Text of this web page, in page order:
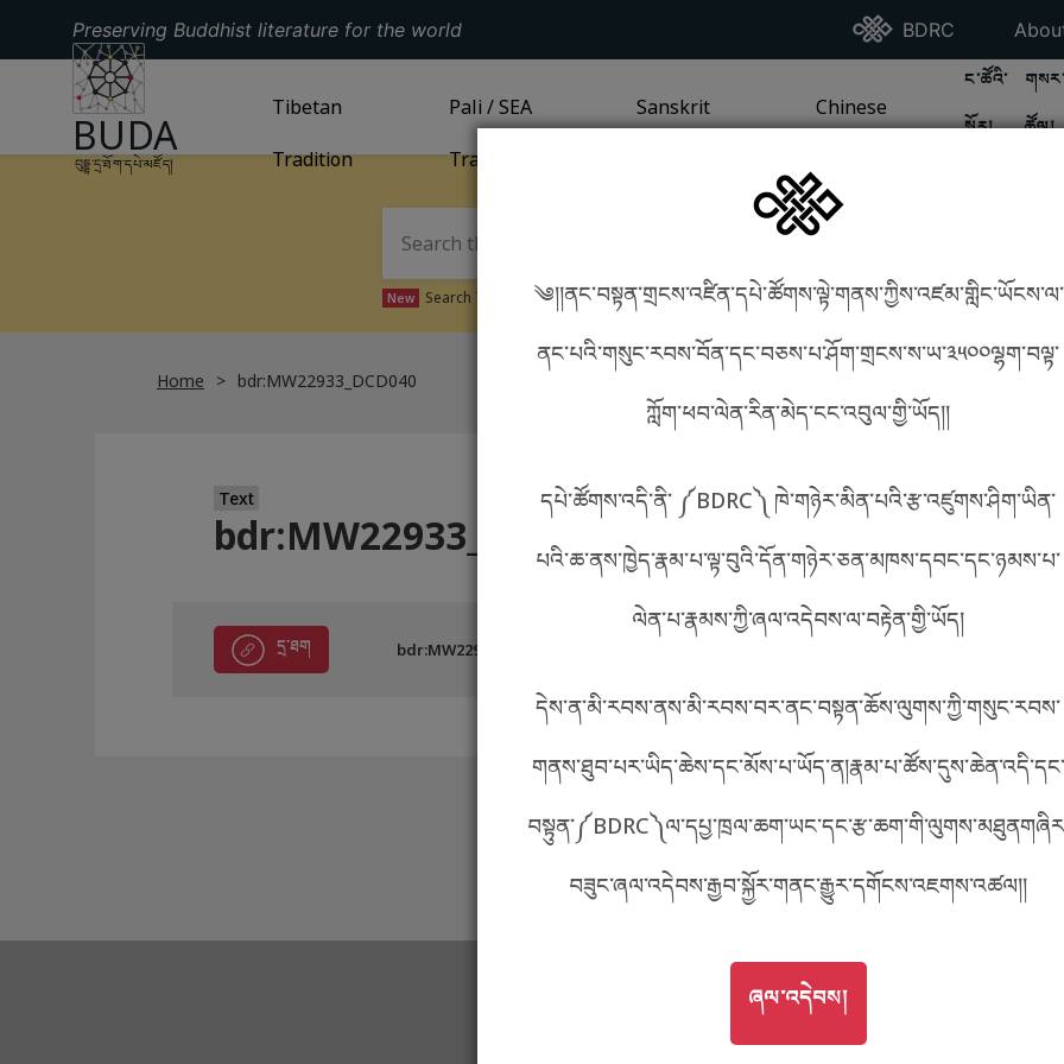
བོད་ཡིག
English
ភាសាខ្មែរ
Preserving Buddhist literature for the world Go To BDRC
BDRC Go
GO TO HOMEPAGE
BUDA
བུདྡྷ་དྲ་ཐོག་དཔེ་མཛོད།
GO TOTIBETAN TRADITIONPAGE
Tibetan
Tradition
GO TOPALI / SEA TRADITIONPAGE
Pali / SEA
Tradition
GO TOSANSKRIT TRADITION
Sanskrit
GO TOCHINESE TRADITION
Chinese
GO TO
ང་ཚོའི་
སྐོར།
GO
ཚོལ།
༄།།ནང་བསྟན་གྲངས་འཛིན་དཔེ་ཚོགས་ལྟེ་གནས་ཀྱིས་འཛམ་གླིང་ཡོངས་ལ་
ནང་པའི་གསུང་རབས་བོན་དང་བཅས་པ་ཤོག་གྲངས་ས་ཡ་༣༥༠༠ལྷག་བལྟ་
ཀློག་ཕབ་ལེན་རིན་མེད་ངང་འབུལ་གྱི་ཡོད།།
དཔེ་ཚོགས་འདི་ནི་ ༼BDRC༽ ཁེ་གཉེར་མིན་པའི་རྩ་འཛུགས་ཤིག་ཡིན་
པའི་ཆ་ནས་ཁྱེད་རྣམ་པ་ལྟ་བུའི་དོན་གཉེར་ཅན་མཁས་དབང་དང་ཉམས་པ་
ལེན་པ་རྣམས་ཀྱི་ཞལ་འདེབས་ལ་བརྟེན་གྱི་ཡོད།
དེས་ན་མི་རབས་ནས་མི་རབས་བར་ནང་བསྟན་ཆོས་ལུགས་ཀྱི་གསུང་རབས་
གནས་ཐུབ་པར་ཡིད་ཆེས་དང་མོས་པ་ཡོད་ན།རྣམ་པ་ཚོས་དུས་ཆེན་འདི་དང་
བཟུང་ཞལ་འདེབས་རྒྱབ་སྐྱོར་གནང་རྒྱུར་དགོངས་འཇགས་འཚལ།།
GO TOཞལ་འདེབས།
ཞལ་འདེབས།
New Search Tibetan in phonetics! How to find things?
Home bdr:MW22933_DCD040
Text
bdr:MW22933_DCD040
དྲ་ཐག bdr:MW22933_DCD040 metadata ཕབ་ལེན། འདིའི་ཡོང་ཁུངས།